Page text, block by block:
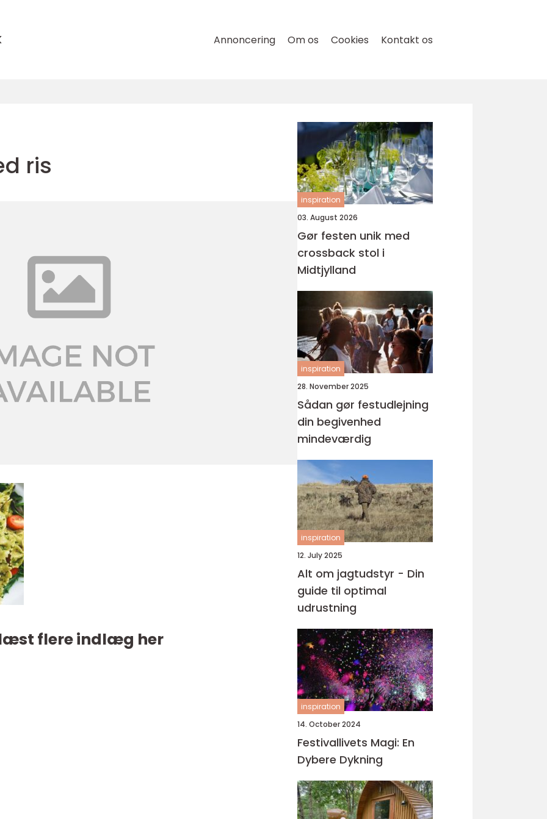
Annoncering Om os Cookies Kontakt os
ris
flere indlæg her
inspiration
03. August 2026
Gør festen unik med
crossback stol i
Midtjylland
inspiration
28. November 2025
Sådan gør festudlejning
din begivenhed
mindeværdig
inspiration
12. July 2025
Alt om jagtudstyr - Din
guide til optimal
udrustning
inspiration
14. October 2024
Festivallivets Magi: En
Dybere Dykning